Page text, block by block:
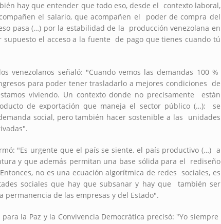
hay que entender que todo eso, desde el contexto laboral,
el salario, que acompañen el poder de compra del
pasa (…) por la estabilidad de la producción venezolana en
el acceso a la fuente de pago que tienes cuando tú
venezolanos señaló: "Cuando vemos las demandas 100 %
para poder tener trasladarlo a mejores condiciones de
viviendo. Un contexto donde no precisamente están
de exportación que maneja el sector público (…); se
social, pero también hacer sostenible a las unidades
"Es urgente que el país se siente, el país productivo (…) a
y que además permitan una base sólida para el rediseño
no es una ecuación algorítmica de redes sociales, es
sociales que hay que subsanar y hay que también ser
de las empresas y del Estado".
la Paz y la Convivencia Democrática precisó: "Yo siempre